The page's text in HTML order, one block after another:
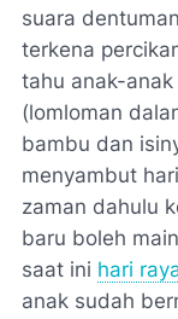
suara
terkena
tahu anak-
(lomloman
bambu dan
menyambut
zaman dahulu
baru boleh
saat ini hari
anak sudah